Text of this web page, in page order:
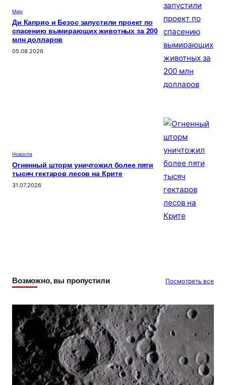
Мир
Ди Каприо и Безос запустили проект по
спасению вымирающих животных за 200
млн долларов
05.08.2026
Новости
Огненный шторм уничтожил более пяти
тысяч гектаров лесов на Крите
31.07.2026
Возможно, вы пропустили Посмотреть все